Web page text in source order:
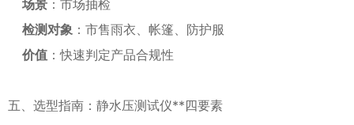
场景 ：市场抽检
检测对象 ：市售雨衣、帐篷、防护服
价值 ：快速判定产品合规性
五、选型指南：静水压测试仪**四要素